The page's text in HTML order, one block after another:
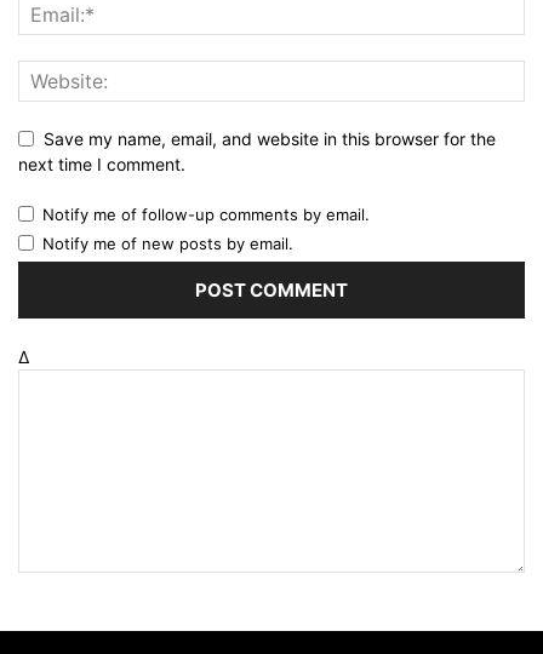
Save my name, email, and website in this browser for the
next time I comment.
Notify me of follow-up comments by email.
Notify me of new posts by email.
Δ